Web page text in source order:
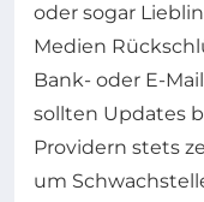
oder sogar
Medien
Bank- oder E-
sollten Updates
Providern stets
um